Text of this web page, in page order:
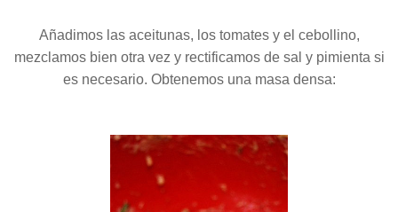
Añadimos las aceitunas, los tomates y el cebollino,
mezclamos bien otra vez y rectificamos de sal y pimienta si
es necesario. Obtenemos una masa densa: